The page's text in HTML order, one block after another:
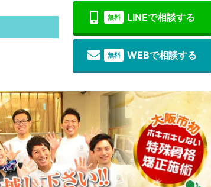
無料 LINEで相談する
無料 WEBで相談する